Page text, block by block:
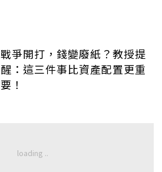
戰爭開打，錢變廢紙？教授提
醒：這三件事比資產配置更重
要！